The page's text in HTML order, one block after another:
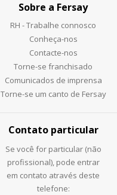
Sobre a Fersay
RH - Trabalhe connosco
Conheça-nos
Contacte-nos
Torne-se franchisado
Comunicados de imprensa
Torne-se um canto de Fersay
Contato particular
Se você for particular (não
profissional), pode entrar
em contato através deste
telefone: